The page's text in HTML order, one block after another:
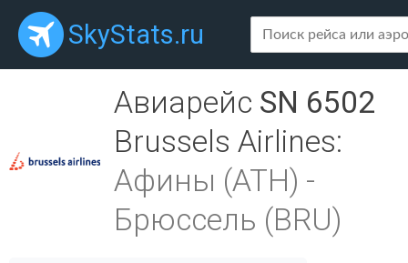
SkyStats.ru
Авиарейс SN 6502
Brussels Airlines:
Афины (ATH) -
Брюссель (BRU)